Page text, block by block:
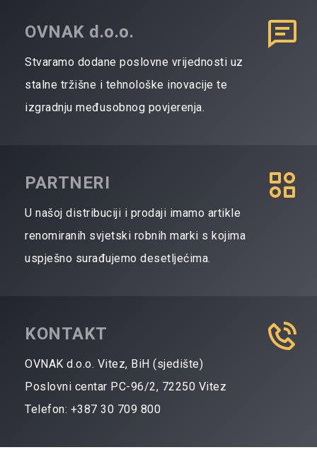
OVNAK d.o.o.
Stvaramo dodane poslovne vrijednosti uz
stalne tržišne i tehnološke inovacije te
izgradnju međusobnog povjerenja.
PARTNERI
U našoj distribuciji i prodaji imamo artikle
renomiranih svjetski robnih marki s kojima
uspješno surađujemo desetljećima.
KONTAKT
OVNAK d.o.o. Vitez, BiH (sjedište)
Poslovni centar PC-96/2, 72250 Vitez
Telefon: +387 30 709 800